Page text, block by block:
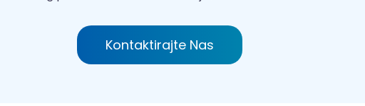
Kontaktirajte Nas